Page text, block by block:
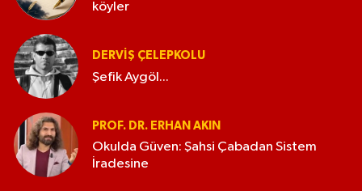
köyler
DERVIŞ ÇELEPKOLU
Şefik Aygöl...
PROF. DR. ERHAN AKIN
Okulda Güven: Şahsi Çabadan Sistem
İradesine